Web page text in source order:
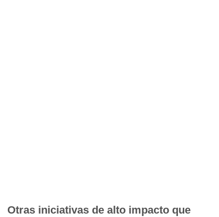
Otras iniciativas de alto impacto que